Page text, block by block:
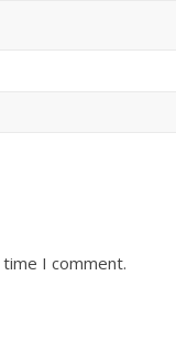
I comment.